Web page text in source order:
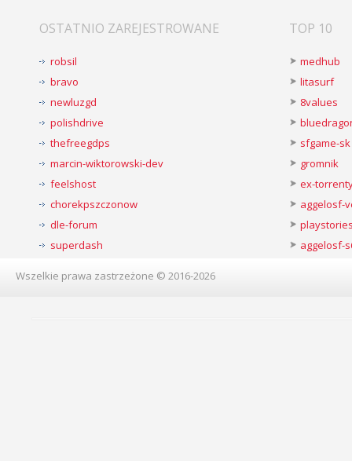
OSTATNIO ZAREJESTROWANE
robsil
bravo
newluzgd
polishdrive
thefreegdps
marcin-wiktorowski-dev
feelshost
chorekpszczonow
dle-forum
superdash
TOP 10
medhub
litasurf
8values
sfgame-sk
gromnik
ex-
aggelosf-
aggelosf-
Wszelkie prawa zastrzeżone © 2016-2026